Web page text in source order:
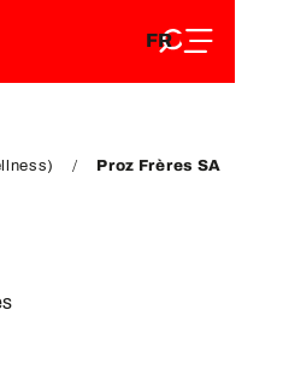
FR
EN
Proz Frères SA